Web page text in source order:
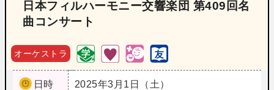
日本フィルハーモニー交響楽団 第409回名
曲コンサート
オーケストラ
日時
2025年3月1日（土）